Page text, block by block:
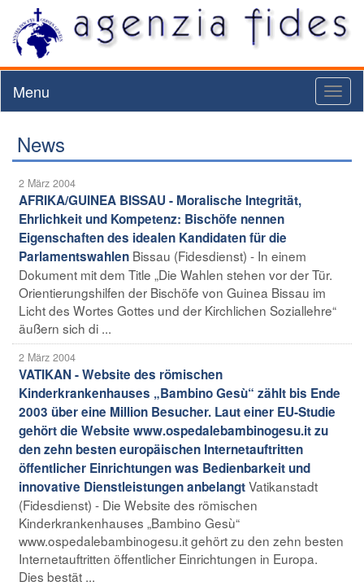
Menu
News
2 März 2004
AFRIKA/GUINEA BISSAU - Moralische Integrität,
Ehrlichkeit und Kompetenz: Bischöfe nennen
Eigenschaften des idealen Kandidaten für die
Parlamentswahlen Bissau (Fidesdienst) - In einem
Dokument mit dem Title „Die Wahlen stehen vor der Tür.
Orientierungshilfen der Bischöfe von Guinea Bissau im
Licht des Wortes Gottes und der Kirchlichen Soziallehre“
äußern sich di ...
2 März 2004
VATIKAN - Website des römischen
Kinderkrankenhauses „Bambino Gesù“ zählt bis Ende
2003 über eine Million Besucher. Laut einer EU-Studie
gehört die Website www.ospedalebambinogesu.it zu
den zehn besten europäischen Internetauftritten
öffentlicher Einrichtungen was Bedienbarkeit und
innovative Dienstleistungen anbelangtVatikanstadt
(Fidesdienst) - Die Website des römischen
Kinderkrankenhauses „Bambino Gesù“
www.ospedalebambinogesu.it gehört zu den zehn besten
Internetauftritten öffentlicher Einrichtungen in Europa.
Dies bestät ...